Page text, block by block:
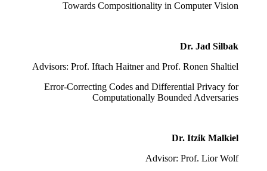
Towards Compositionality in Computer Vision
Dr. Jad Silbak
Advisors: Prof. Iftach Haitner and Prof. Ronen Shaltiel
Error-Correcting Codes and Differential Privacy for
Computationally Bounded Adversaries
Dr. Itzik Malkiel
Advisor: Prof. Lior Wolf